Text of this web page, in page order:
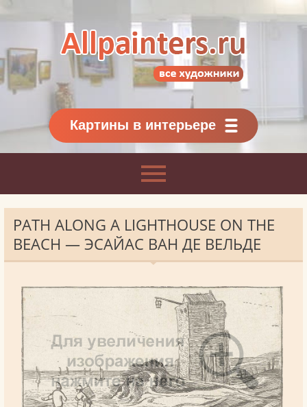
Картины классиков
и современников
Картины в интерьере
PATH ALONG A LIGHTHOUSE ON THE
BEACH — ЭСАЙАС ВАН ДЕ ВЕЛЬДЕ